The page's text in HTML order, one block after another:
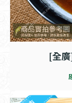
[全